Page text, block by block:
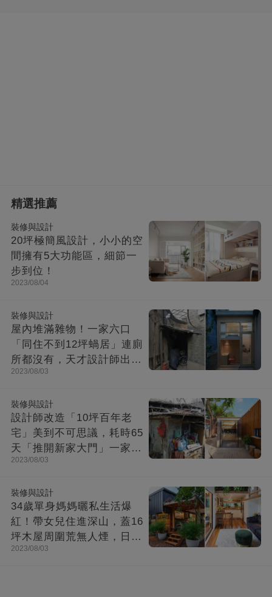
精選推薦
裝修與設計
20坪極簡風設計，小小的空
間擁有5大功能區，細節一
步到位！
2023/08/04
裝修與設計
屋內堆滿雜物！一家六口
「同住不到12坪蝸居」連廁
所都沒有，天才設計師出馬
「打造功能齊全迷你房」成
2023/08/03
裝修與設計
設計師改造「10坪百年老
宅」美到不可思議，耗時65
天「推開新家大門」一家8
口哭了
2023/08/03
裝修與設計
34歲單身媽媽曬私生活爆
紅！帶女兒住進深山，蓋16
坪木屋周圍荒無人煙，日子
快活似神仙
2023/08/03